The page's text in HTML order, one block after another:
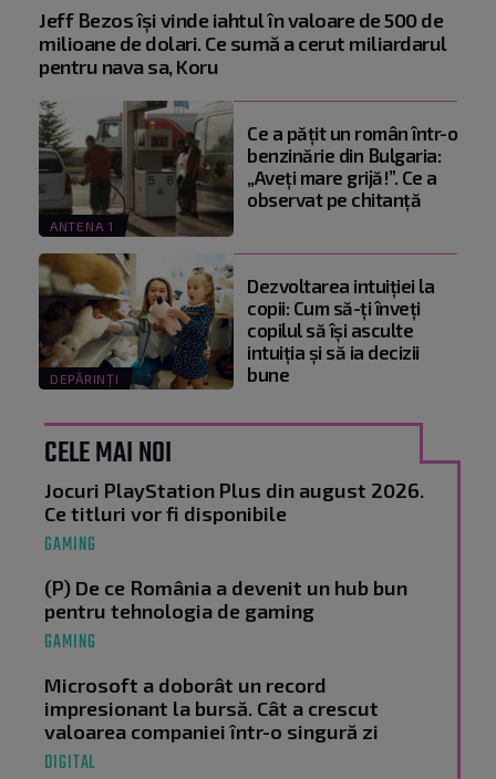
Jeff Bezos își vinde iahtul în valoare de 500 de
milioane de dolari. Ce sumă a cerut miliardarul
pentru nava sa, Koru
ANTENA 1
Ce a pățit un român într-o
benzinărie din Bulgaria:
„Aveți mare grijă!”. Ce a
observat pe chitanță
DEPĂRINȚI
Dezvoltarea intuiției la
copii: Cum să-ți înveți
copilul să își asculte
intuiția și să ia decizii
bune
CELE MAI NOI
Jocuri PlayStation Plus din august 2026.
Ce titluri vor fi disponibile
GAMING
(P) De ce România a devenit un hub bun
pentru tehnologia de gaming
GAMING
Microsoft a doborât un record
impresionant la bursă. Cât a crescut
valoarea companiei într-o singură zi
DIGITAL